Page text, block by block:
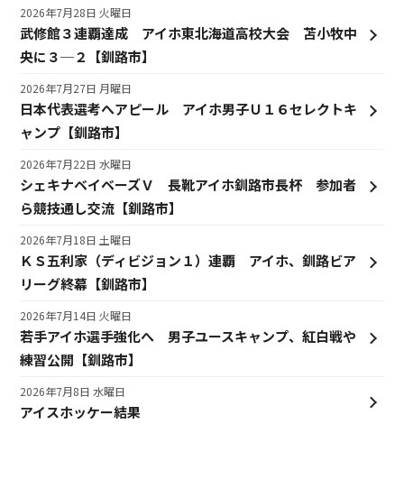
武修館３連覇達成 アイホ東北海道高校大会 苫小牧中
央に３─２【釧路市】
2026年7月28日 火曜日
日本代表選考へアピール アイホ男子Ｕ１６セレクトキ
ャンプ【釧路市】
2026年7月27日 月曜日
シェキナベイベーズＶ 長靴アイホ釧路市長杯 参加者
ら競技通し交流【釧路市】
2026年7月22日 水曜日
ＫＳ五利家（ディビジョン１）連覇 アイホ、釧路ビア
リーグ終幕【釧路市】
2026年7月18日 土曜日
若手アイホ選手強化へ 男子ユースキャンプ、紅白戦や
練習公開【釧路市】
2026年7月14日 火曜日
アイスホッケー結果
2026年7月8日 水曜日